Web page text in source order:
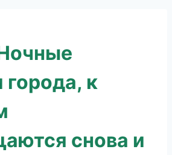
города, к
снова и